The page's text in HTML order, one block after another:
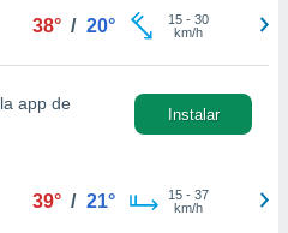
38° / 20° 15- 30
km/h
la app de
Instalar
39° / 21° 15- 37
km/h